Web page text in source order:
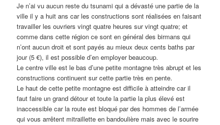
Je n’ai vu aucun reste du tsunami qui a dévasté une partie de la
ville il y a huit ans car les constructions sont réalisées en faisant
travailler les ouvriers vingt quatre heures sur vingt quatre; et
comme dans cette région ce sont en général des birmans qui
n’ont aucun droit et sont payés au mieux deux cents baths par
jour (5 €), il est possible d’en employer beaucoup.
Le centre ville est le bas d’une petite montagne très abrupt et les
constructions continuent sur cette partie très en pente.
Le haut de cette petite montagne est difficile à atteindre car il
faut faire un grand détour et toute la partie la plus élevé est
inaccessible car la route est bloqué par des hommes de l’armée
qui vous arrêtent mitraillette en bandoulière mais avec le sourire